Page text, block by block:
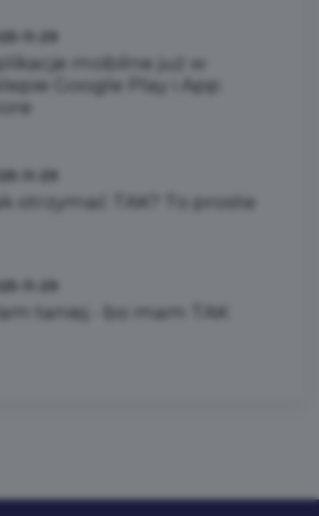
mobilne już w
Google Play i App
otrzymać TAK? To proste
taniej - bo mam TAK